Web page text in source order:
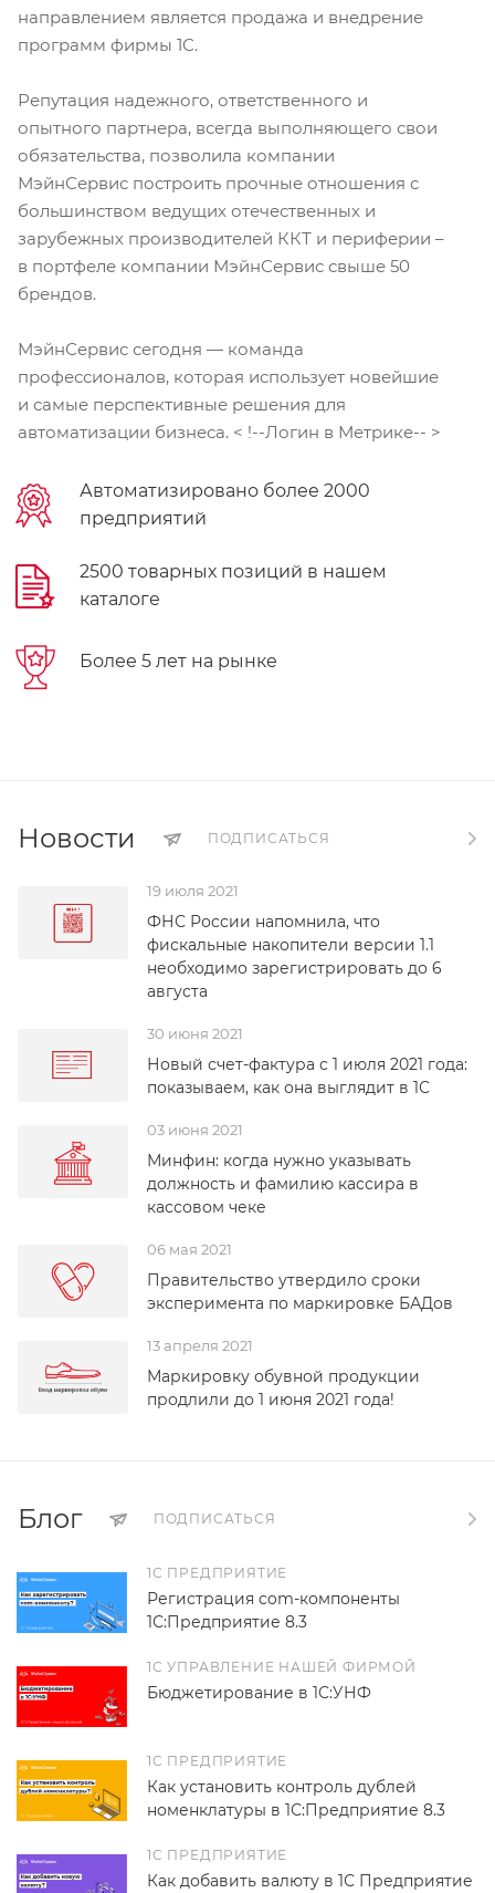
направлением является продажа и внедрение
программ фирмы 1С.
Репутация надежного, ответственного и
опытного партнера, всегда выполняющего свои
обязательства, позволила компании
МэйнСервис построить прочные отношения с
большинством ведущих отечественных и
зарубежных производителей ККТ и периферии –
в портфеле компании МэйнСервис свыше 50
брендов.
МэйнСервис сегодня — команда
профессионалов, которая использует новейшие
и самые перспективные решения для
автоматизации бизнеса. < !--Логин в Метрике-- >
Автоматизировано более 2000
предприятий
2500 товарных позиций в нашем
каталоге
Более 5 лет на рынке
Новости ПОДПИСАТЬСЯ
19 июля 2021
ФНС России напомнила, что
фискальные накопители версии 1.1
необходимо зарегистрировать до 6
августа
30 июня 2021
Новый счет-фактура с 1 июля 2021 года:
показываем, как она выглядит в 1С
03 июня 2021
Минфин: когда нужно указывать
должность и фамилию кассира в
кассовом чеке
06 мая 2021
Правительство утвердило сроки
эксперимента по маркировке БАДов
13 апреля 2021
Маркировку обувной продукции
продлили до 1 июня 2021 года!
Блог ПОДПИСАТЬСЯ
1С ПРЕДПРИЯТИЕ
Регистрация com-компоненты
1С:Предприятие 8.3
1С УПРАВЛЕНИЕ НАШЕЙ ФИРМОЙ
Бюджетирование в 1С:УНФ
1С ПРЕДПРИЯТИЕ
Как установить контроль дублей
номенклатуры в 1С:Предприятие 8.3
1С ПРЕДПРИЯТИЕ
Как добавить валюту в 1С Предприятие